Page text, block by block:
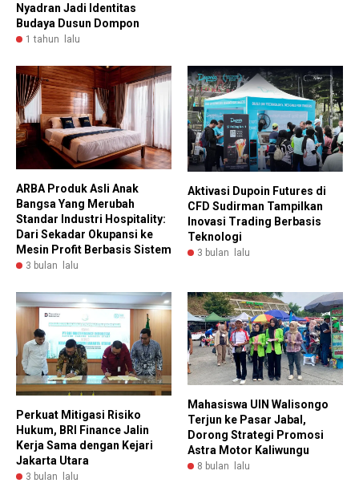
Nyadran Jadi Identitas
Budaya Dusun Dompon
1 tahun lalu
ARBA Produk Asli Anak
Bangsa Yang Merubah
Standar Industri Hospitality:
Dari Sekadar Okupansi ke
Mesin Profit Berbasis Sistem
3 bulan lalu
Aktivasi Dupoin Futures di
CFD Sudirman Tampilkan
Inovasi Trading Berbasis
Teknologi
3 bulan lalu
Perkuat Mitigasi Risiko
Hukum, BRI Finance Jalin
Kerja Sama dengan Kejari
Jakarta Utara
3 bulan lalu
Mahasiswa UIN Walisongo
Terjun ke Pasar Jabal,
Dorong Strategi Promosi
Astra Motor Kaliwungu
8 bulan lalu